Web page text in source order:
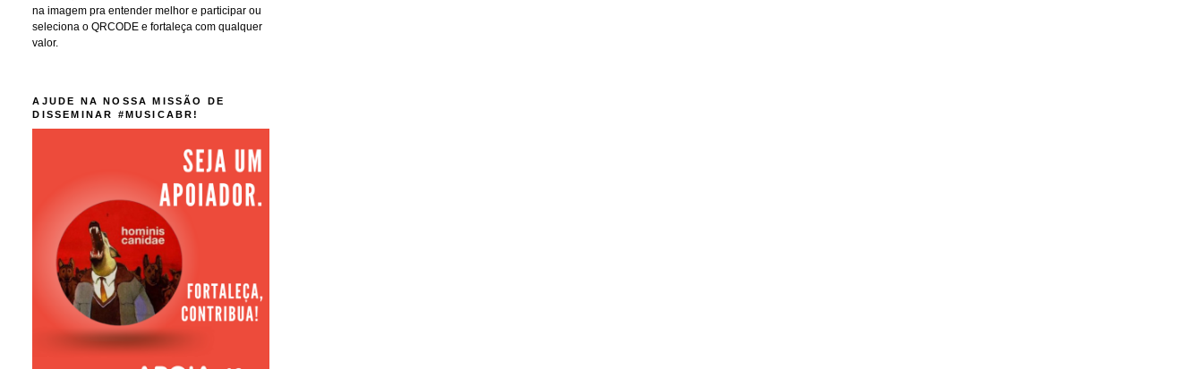
na imagem pra entender melhor e participar ou
seleciona o QRCODE e fortaleça com qualquer
valor.
AJUDE NA NOSSA MISSÃO DE
DISSEMINAR #MUSICABR!